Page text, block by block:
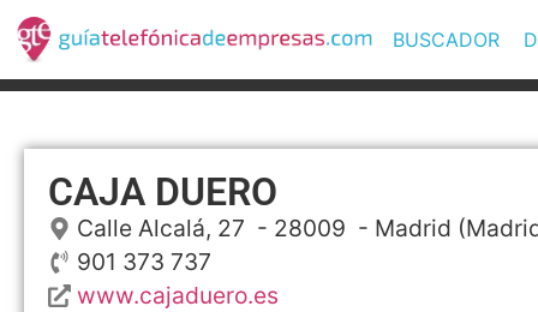
BUSCADOR
CAJA DUERO
Calle Alcalá, 27 - 28009 - Madrid
901 373 737
www.cajaduero.es